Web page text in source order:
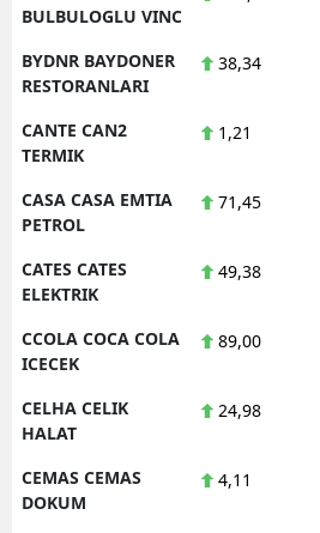
BULBULOGLU VINC
BYDNR BAYDONER
RESTORANLARI
38,34
CANTE CAN2
TERMIK
1,21
CASA CASA EMTIA
PETROL
71,45
CATES CATES
ELEKTRIK
49,38
CCOLA COCA COLA
ICECEK
89,00
CELHA CELIK
HALAT
24,98
CEMAS CEMAS
DOKUM
4,11